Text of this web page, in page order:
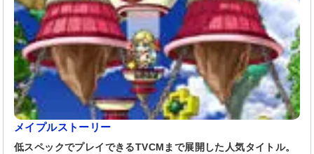
メイプルストーリー
低スペックでプレイできるTVCMまで展開した人気タイトル。